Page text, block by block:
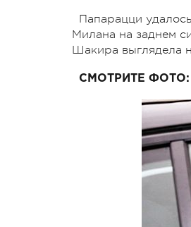
Папарацци
Милана на заднем
Шакира выглядела
CМОТРИТЕ ФОТО: